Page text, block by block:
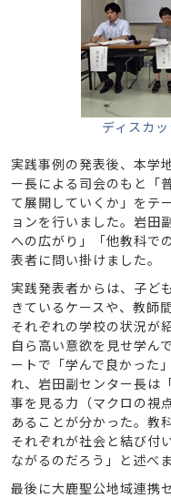
ディスカ
実践事例の発表後、本学
ー長による司会のもと「
て展開していくか」をテ
ョンを行いました。岩田
への広がり」「他教科で
表者に問い掛けました。
実践発表者からは、子ど
きているケースや、教師
それぞれの学校の状況が
自ら高い意欲を見せ学ん
ートで「学んで良かった
れ、岩田副センター長は
事を見る力（マクロの視
あることが分かった。教
それぞれが社会と結び付
ながるのだろう」と述べま
最後に大鹿聖公地域連携